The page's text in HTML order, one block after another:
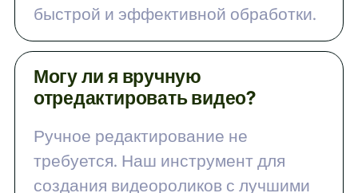
быстрой и эффективной обработки.
Могу ли я вручную
отредактировать видео?
Ручное редактирование не
требуется. Наш инструмент для
создания видеороликов с лучшими